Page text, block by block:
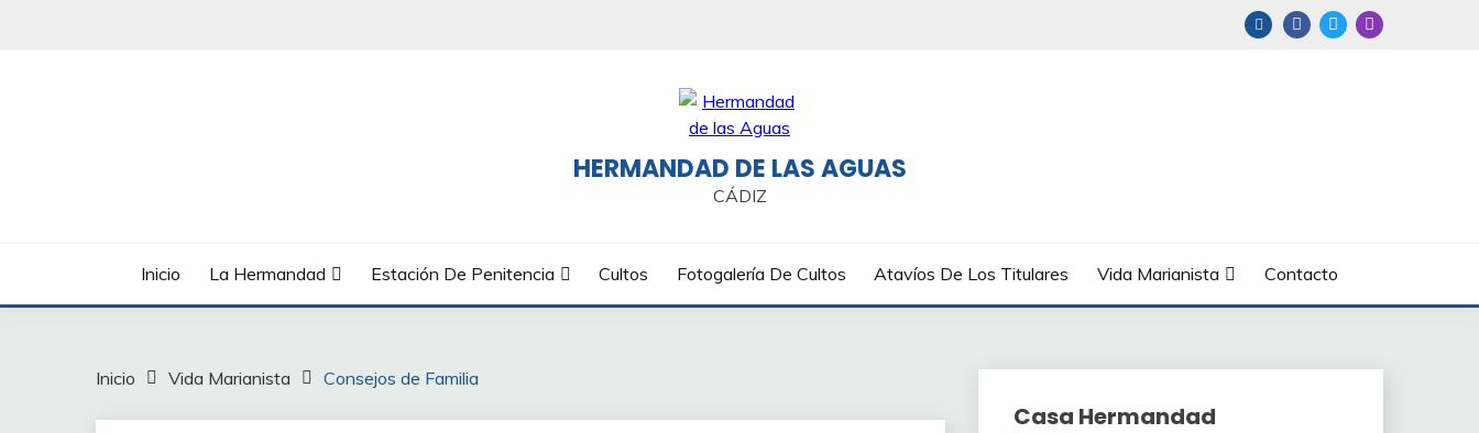
HERMANDAD DE LAS AGUAS
CÁDIZ
Inicio La Hermandad Estación De Penitencia Cultos Fotogalería De Cultos Atavíos De Los Titulares Vida Marianista Contacto
Inicio Vida Marianista Consejos de Familia
Casa Hermandad